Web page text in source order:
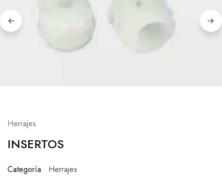
Herrajes
INSERTOS
Categoría Herrajes